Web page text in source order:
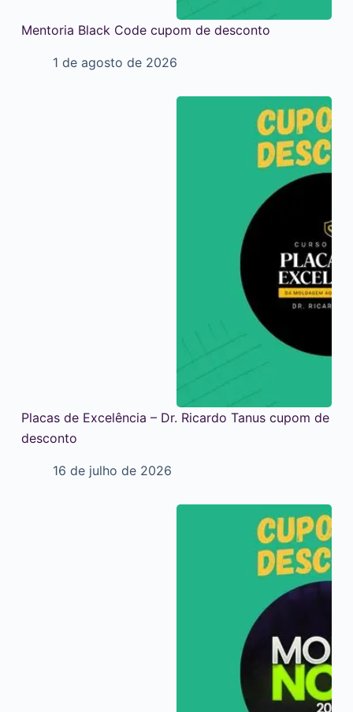
Mentoria Black Code cupom de desconto
1 de agosto de 2026
Placas de Excelência – Dr. Ricardo Tanus cupom de
desconto
16 de julho de 2026